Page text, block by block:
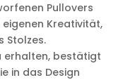
Pullovers
Kreativität,
Stolzes.
erhalten, bestätigt
in das Design